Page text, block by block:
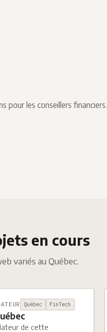
pour les conseillers financiers.
en cours
variés au Québec.
Québec FinTech
de cette